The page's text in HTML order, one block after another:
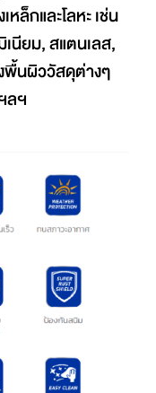
ล็กและโลหะ เช่น
นียม, สแตนเลส,
พื้นผิววัสดุต่างๆ
ลฯ